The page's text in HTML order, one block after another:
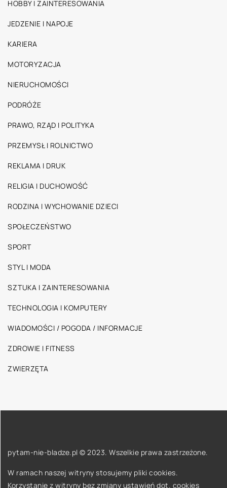
HOBBY I ZAINTERESOWANIA
JEDZENIE I NAPOJE
KARIERA
MOTORYZACJA
NIERUCHOMOŚCI
PODRÓŻE
PRAWO, RZĄD I POLITYKA
PRZEMYSŁ I ROLNICTWO
REKLAMA I DRUK
RELIGIA I DUCHOWOŚĆ
RODZINA I WYCHOWANIE DZIECI
SPOŁECZEŃSTWO
SPORT
STYL I MODA
SZTUKA I ZAINTERESOWANIA
TECHNOLOGIA I KOMPUTERY
WIADOMOŚCI / POGODA / INFORMACJE
ZDROWIE I FITNESS
ZWIERZĘTA
pytam-nie-bladze.pl © 2023. Wszelkie prawa zastrzeżone.
W ramach naszej witryny stosujemy pliki cookies.
Korzystanie z witryny bez zmiany ustawień dot. cookies